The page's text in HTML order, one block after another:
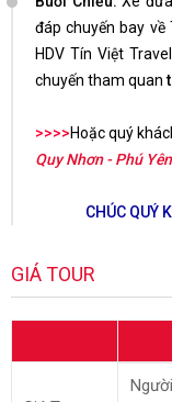
đáp chuyến bay về
HDV Tín Việt
chuyến tham quan
>>>>Hoặc quý
Quy Nhơn - Phú
CHÚC QUÝ
GIÁ TOUR